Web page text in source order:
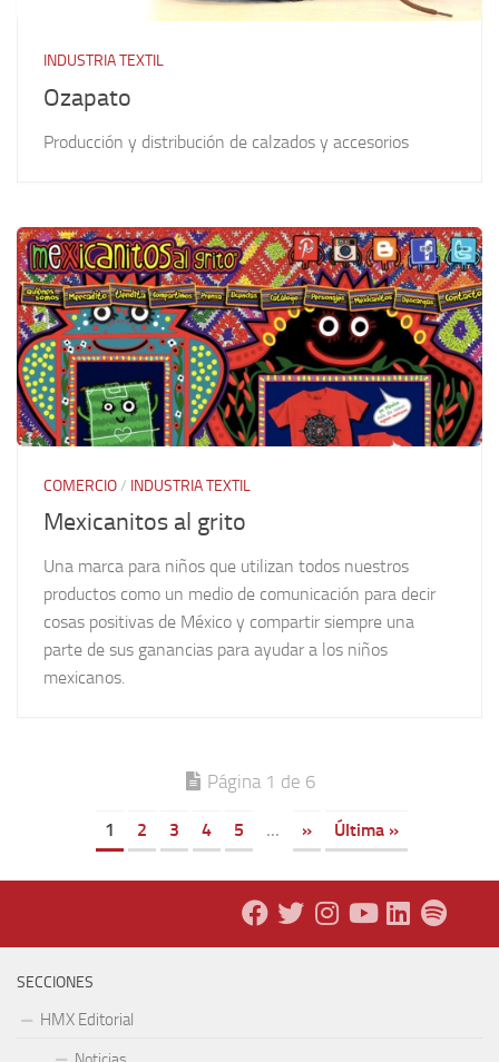
INDUSTRIA TEXTIL
Ozapato
Producción y distribución de calzados y accesorios
COMERCIO/ INDUSTRIA TEXTIL
Mexicanitos al grito
Una marca para niños que utilizan todos nuestros
productos como un medio de comunicación para decir
cosas positivas de México y compartir siempre una
parte de sus ganancias para ayudar a los niños
mexicanos.
Página 1 de 6
1 2 3 4 5 ... » Última »
SECCIONES
HMX Editorial